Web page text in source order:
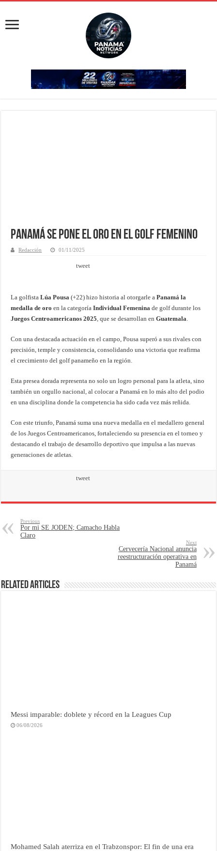
Panamá se pone el ORO en el GOLF Femenino
Redacción 01/11/2025
tweet
La golfistaLúa Pousa (+22) hizo historia al otorgarle aPanamá la
medalla de oro en la categoríaIndividual Femenina de golf durante los
Juegos Centroamericanos 2025, que se desarrollan enGuatemala.
Con una destacada actuación en el campo, Pousa superó a sus rivales con
precisión, temple y consistencia, consolidando una victoria que reafirma
el crecimiento del golf panameño en la región.
Esta presea dorada representa no solo un logro personal para la atleta, sino
también un orgullo nacional, al colocar a Panamá en lo más alto del podio
en una disciplina donde la competencia ha sido cada vez más reñida.
Con este triunfo, Panamá suma una nueva medalla en el medallero general
de los Juegos Centroamericanos, fortaleciendo su presencia en el torneo y
destacando el trabajo de desarrollo deportivo que impulsa a las nuevas
generaciones de atletas.
tweet
Previous
Por mi SE JODEN; Camacho Habla
Claro
Next
Cervecería Nacional anuncia
reestructuración operativa en
Panamá
Related Articles
Messi imparable: doblete y récord en la Leagues Cup
06/08/2026
Mohamed Salah aterriza en el Trabzonspor: El fin de una era